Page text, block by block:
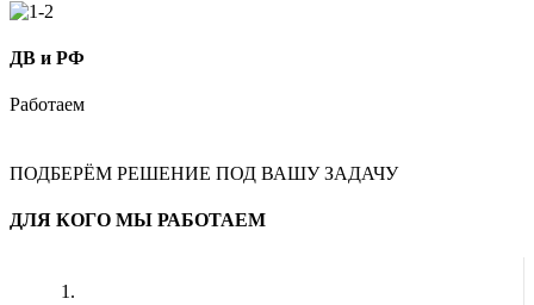
ДВ и РФ
Работаем
ПОДБЕРЁМ РЕШЕНИЕ ПОД ВАШУ ЗАДАЧУ
ДЛЯ КОГО МЫ РАБОТАЕМ
1.